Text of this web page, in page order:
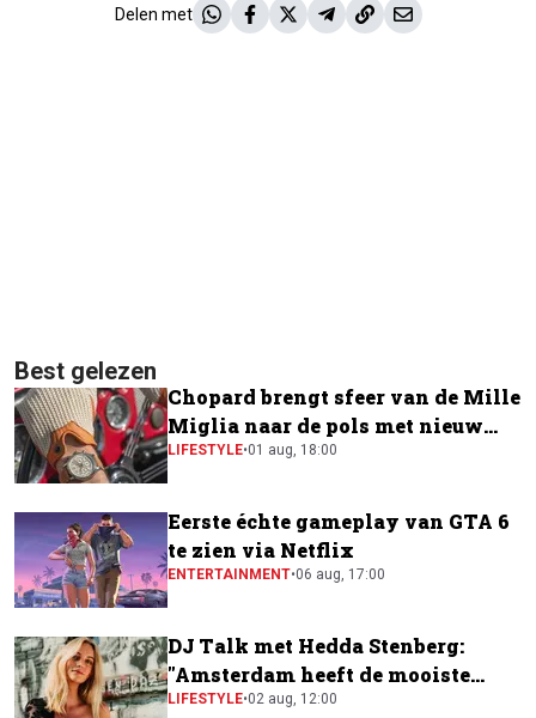
Delen met
Best gelezen
Chopard brengt sfeer van de Mille
Miglia naar de pols met nieuw
horloge
LIFESTYLE•01 aug, 18:00
Eerste échte gameplay van GTA 6
te zien via Netflix
ENTERTAINMENT•06 aug, 17:00
DJ Talk met Hedda Stenberg:
"Amsterdam heeft de mooiste
festivalscene van Europa"
LIFESTYLE•02 aug, 12:00